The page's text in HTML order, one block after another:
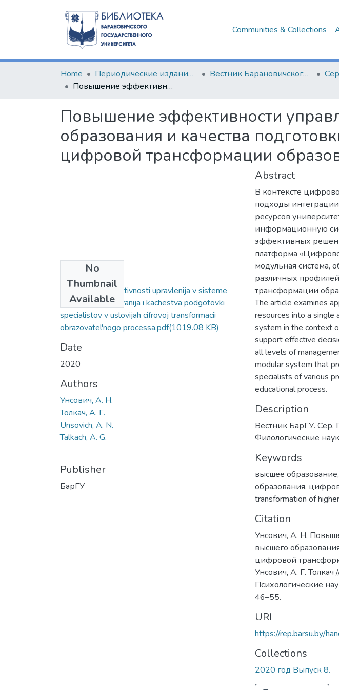
Communities & Collections
Home Периодические издания БарГУ Вестник Барановичского государственного университета
Повышение эффективности управления в системе высшего образования и качества подготовки специалистов в условиях цифровой трансформации образовательного процесса
Повышение эффективности
образования и качества
цифровой трансформации
No
Thumbnail
Available
Povyshenie jeffektivnosti upravlenija v sisteme
vysshego obrazovanija i kachestva podgotovki
specialistov v uslovijah cifrovoj transformacii
obrazovatel'nogo processa.pdf(1019.08 KB)
Date
2020
Authors
Унсович, А. Н.
Толкач, А. Г.
Unsovich, A. N.
Talkach, A. G.
Publisher
БарГУ
Abstract
В контексте
подходы
ресурсов
информационную
эффективных
платформа
модульная система,
различных
трансформации
The article examines
resources into a single
system in the context
support effective
all levels of
modular system that
specialists of various
educational process.
Description
Вестник БарГУ. Сер.
Филологические
Keywords
высшее образование,
образования,
transformation of
Citation
Унсович, А. Н.
высшего
цифровой
Унсович, А. Г.
Психологические
46–55.
URI
https://rep.barsu.by/
Collections
2020 год Выпуск 8.